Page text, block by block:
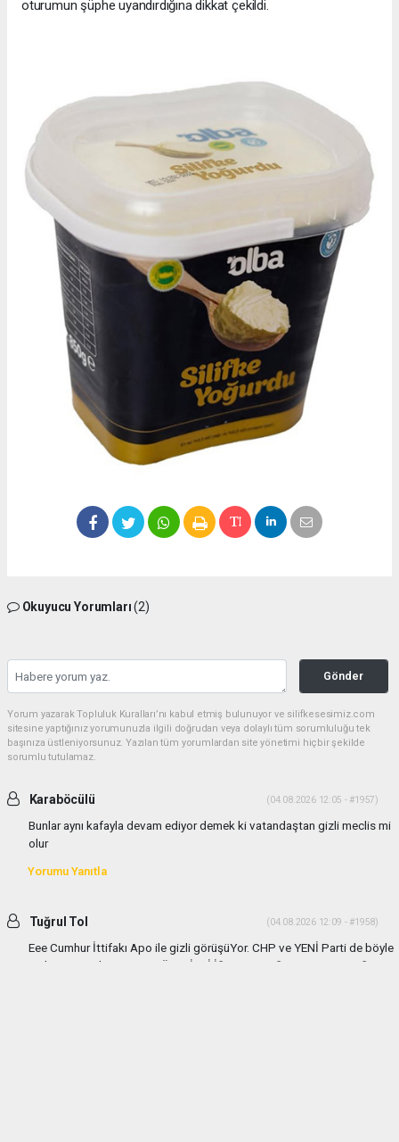
oturumun şüphe uyandırdığına dikkat çekildi.
Okuyucu Yorumları(2)
Gönder
Yorum yazarak Topluluk Kuralları’nı kabul etmiş bulunuyor ve silifkesesimiz.com
sitesine yaptığınız yorumunuzla ilgili doğrudan veya dolaylı tüm sorumluluğu tek
başınıza üstleniyorsunuz. Yazılan tüm yorumlardan site yönetimi hiçbir şekilde
sorumlu tutulamaz.
Karaböcülü (04.08.2026 12:05 - #1957)
Bunlar aynı kafayla devam ediyor demek ki vatandaştan gizli meclis mi
olur
Yorumu Yanıtla
Tuğrul Tol (04.08.2026 12:09 - #1958)
Eee Cumhur İttifakı Apo ile gizli görüşüYor. CHP ve YENİ Parti de böyle
gizli görüşmeler yapıyor TÜM GİZLİ İŞLERE KARŞIYIM VATANDAŞIN